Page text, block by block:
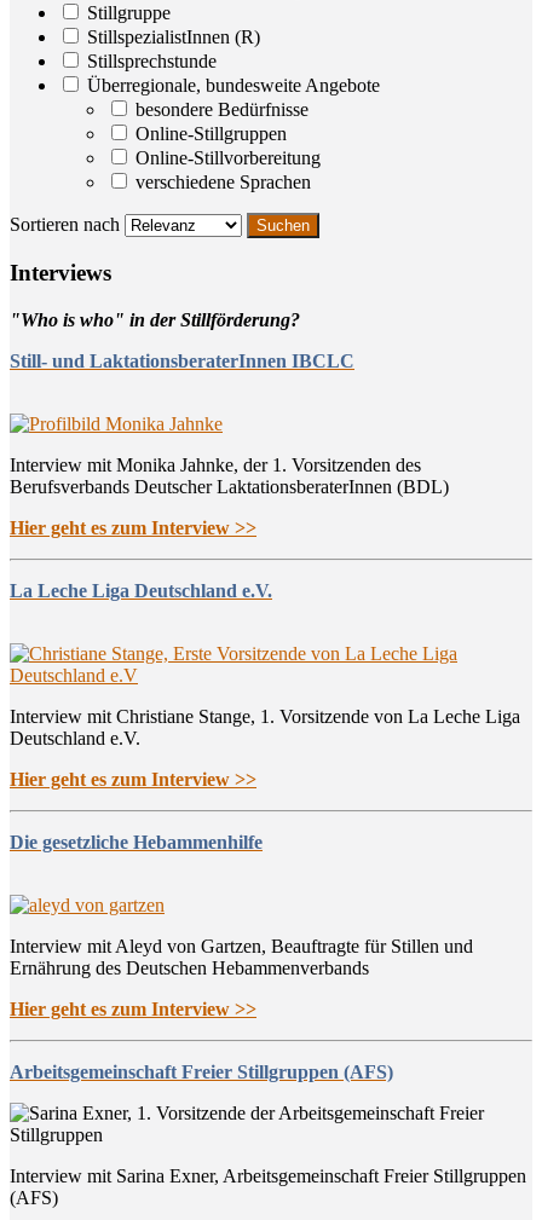
Stillgruppe
StillspezialistInnen (R)
Stillsprechstunde
Überregionale, bundesweite Angebote
besondere Bedürfnisse
Online-Stillgruppen
Online-Stillvorbereitung
verschiedene Sprachen
Sortieren nach
Inter­views
"Who is who" in der Stillförderung?
Still- und LaktationsberaterInnen IBCLC
Interview mit Monika Jahnke, der 1. Vorsitzenden des
Berufsverbands Deutscher LaktationsberaterInnen (BDL)
Hier geht es zum Interview >>
La Leche Liga Deutschland e.V.
Interview mit Christiane Stange, 1. Vorsitzende von La Leche Liga
Deutschland e.V.
Hier geht es zum Interview >>
Die gesetzliche Hebammenhilfe
Interview mit Aleyd von Gartzen, Beauftragte für Stillen und
Ernährung des Deutschen Hebammenverbands
Hier geht es zum Interview >>
Arbeitsgemeinschaft Freier Stillgruppen (AFS)
Interview mit Sarina Exner, Arbeitsgemeinschaft Freier Stillgruppen
(AFS)